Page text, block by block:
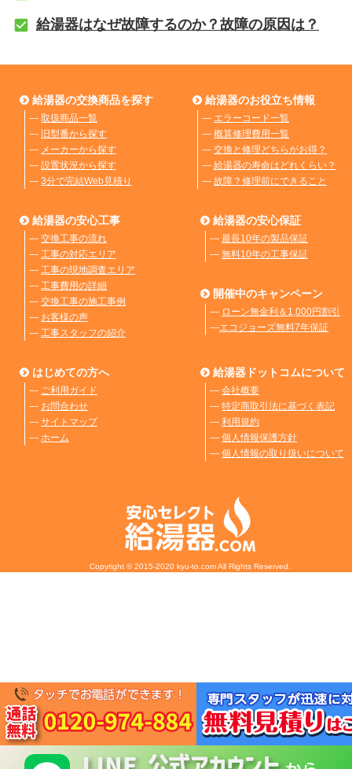
給湯器はなぜ故障するのか？故障の原因は？
給湯器の交換商品を探す
― 取扱商品一覧
― 旧型番から探す
― メーカーから探す
― 設置状況から探す
― 3分で完結Web見積り
給湯器のお役立ち情報
― エラーコード一覧
― 概算修理費用一覧
― 交換と修理どちらがお得？
― 給湯器の寿命はどれくらい？
― 故障？修理前にできること
給湯器の安心工事
― 交換工事の流れ
― 工事の対応エリア
― 工事の現地調査エリア
― 工事費用の詳細
― 交換工事の施工事例
― お客様の声
― 工事スタッフの紹介
給湯器の安心保証
― 最長10年の製品保証
― 無料10年の工事保証
開催中のキャンペーン
― ローン無金利＆1,000円割引
―エコジョーズ無料7年保証
はじめての方へ
― ご利用ガイド
― お問合わせ
― サイトマップ
― ホーム
給湯器ドットコムについて
― 会社概要
― 特定商取引法に基づく表記
― 利用規約
― 個人情報保護方針
― 個人情報の取り扱いについて
Copyright © 2015-2020 kyu-to.com All Rights Reserved.